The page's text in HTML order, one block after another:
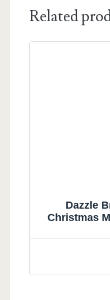
Related
Dazzle
Christmas
Christmas
Outdoor